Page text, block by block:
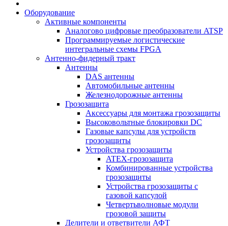
Оборудование
Активные компоненты
Аналогово цифровые преобразователи ATSP
Программируемые логистические
интегральные схемы FPGA
Антенно-фидерный тракт
Антенны
DAS антенны
Автомобильные антенны
Железнодорожные антенны
Грозозащита
Аксессуары для монтажа грозозащиты
Высоковольтные блокировки DC
Газовые капсулы для устройств
грозозащиты
Устройства грозозащиты
ATEX-грозозащита
Комбинированные устройства
грозозащиты
Устройства грозозащиты с
газовой капсулой
Четвертьволновые модули
грозовой защиты
Делители и ответвители АФТ